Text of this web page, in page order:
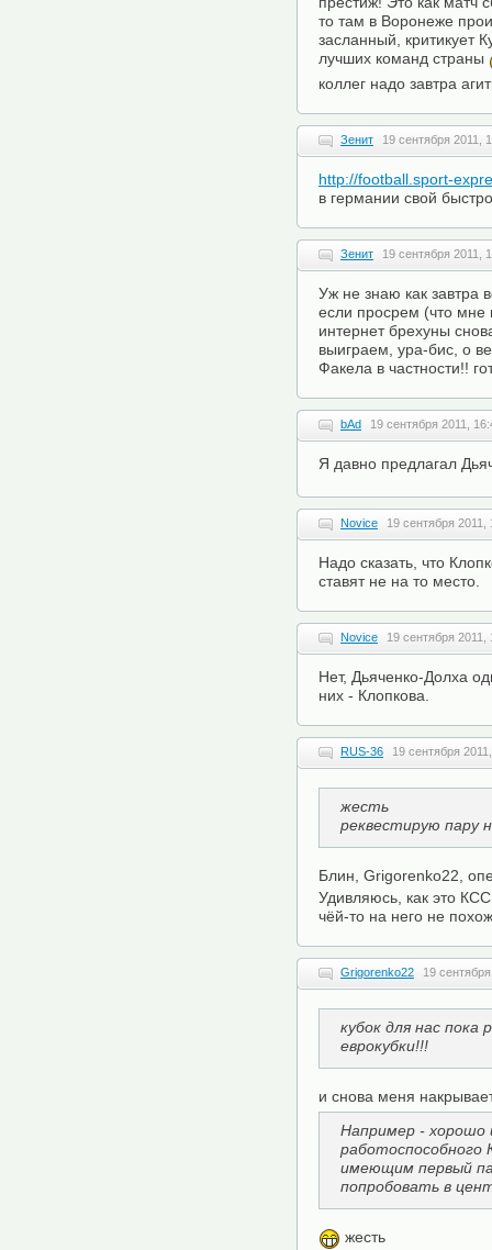
то там в Воронеже
засланный, критикует
лучших команд страны
коллег надо завтра
Зенит 19 сентября 2011,
http://football.sport-
в германии свой
Зенит 19 сентября 2011,
Уж не знаю как завтра
если просрем (что мне
интернет брехуны
выиграем, ура-бис, о
Факела в частности!!
bAd 19 сентября 2011,
Я давно предлагал
Novice 19 сентября 2011,
Надо сказать, что
ставят не на то место.
Novice 19 сентября 2011,
Нет, Дьяченко-Долха
них - Клопкова.
RUS-36 19 сентября
жесть
реквестирую пару
Блин, Grigorenko22,
Удивляюсь, как это
чёй-то на него не
Grigorenko22 19
кубок для нас пока
еврокубки!!!
и снова меня
Например - хорошо
имеющим первый
попробовать в
жесть